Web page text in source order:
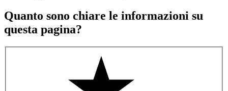
Quanto sono chiare le informazioni su
questa pagina?